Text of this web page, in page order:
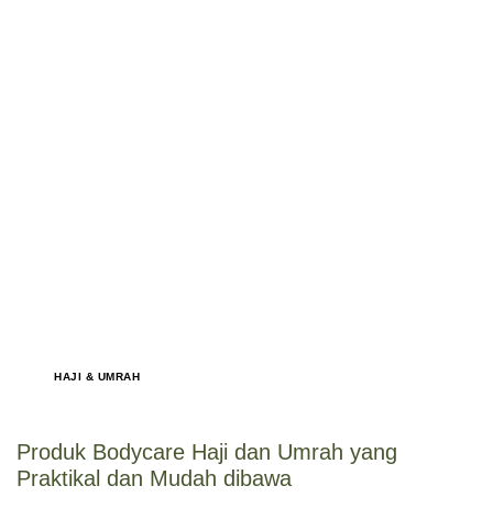
HAJI & UMRAH
Produk Bodycare Haji dan Umrah yang
Praktikal dan Mudah dibawa